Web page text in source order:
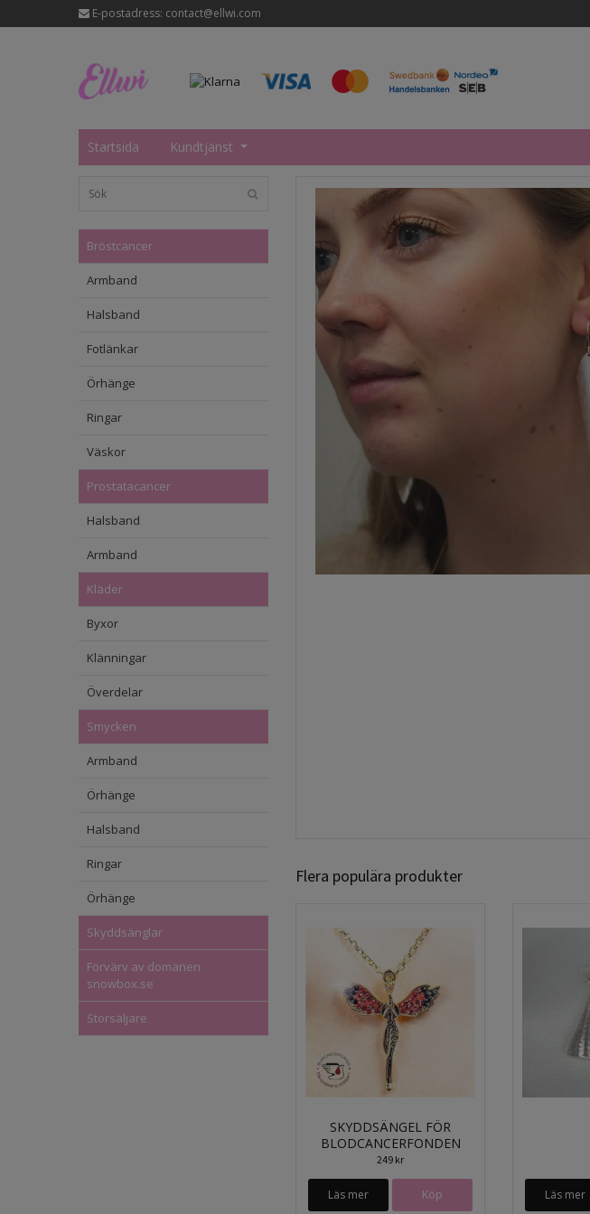
E-postadress: contact@ellwi.com
Startsida Kundtjänst
Bröstcancer
Armband
Halsband
Fotlänkar
Örhänge
Ringar
Väskor
Prostatacancer
Halsband
Armband
Kläder
Byxor
Klänningar
Överdelar
Smycken
Armband
Örhänge
Halsband
Ringar
Örhänge
Skyddsänglar
Förvärv av domänen
snowbox.se
Storsäljare
Flera populära produkter
SKYDDSÄNGEL FÖR
BLODCANCERFONDEN
249 kr
Läs mer Köp Läs mer